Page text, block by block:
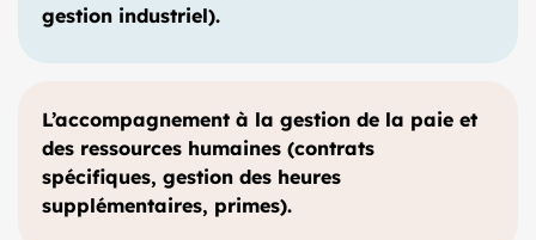
gestion industriel).
L’accompagnement à la gestion de la paie et
des ressources humaines (contrats
spécifiques, gestion des heures
supplémentaires, primes).